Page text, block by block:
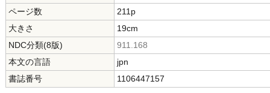
ページ数
211p
大きさ
19cm
NDC分類(8版)
911.168
本文の言語
jpn
書誌番号
1106447157